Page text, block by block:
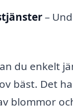
–
du enkelt
bäst. Det
blommor